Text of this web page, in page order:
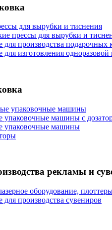
для вырубки и тиснения
прессы для вырубки и
для производства подарочных
для изготовления одноразовой
упаковочные машины
упаковочные машины с
упаковочные машины
рекламы и
оборудование,
для производства сувениров